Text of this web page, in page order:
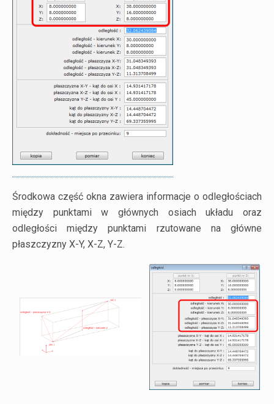
Środkowa część okna zawiera informacje o odległościach
między punktami w głównych osiach układu oraz
odległości między punktami rzutowane na główne
płaszczyzny X-Y, X-Z, Y-Z.